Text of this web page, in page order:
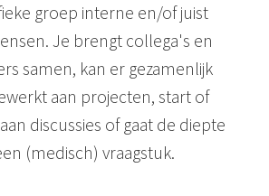
groep interne en/of juist
Je brengt collega's en
samen, kan er gezamenlijk
aan projecten, start of
discussies of gaat de diepte
(medisch) vraagstuk.